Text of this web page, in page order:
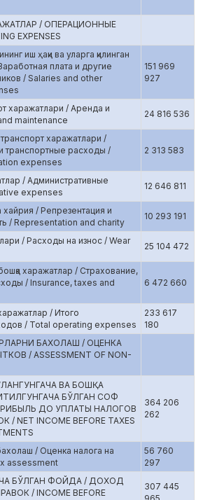
/ ОПЕРАЦИОННЫЕ
EXPENSES
иш ҳақи ва уларга қилинган
плата и другие
/ Salaries and other
151 969
927
харажатлари / Аренда и
maintenance
24 816 536
харажатлари /
транспортные расходы /
expenses
2 313 583
/ Административные
expenses
12 646 811
хайрия / Репрезентация и
/ Representation and charity
10 293 191
/ Расходы на износ / Wear
25 104 472
харажатлар / Страхование,
/ Insurance, taxes and
6 472 660
/ Итого
/ Total operating expenses
233 617
180
БАХОЛАШ / ОЦЕНКА
/ ASSESSMENT OF NON-
ВА БОШҚА
БЎЛГАН СОФ
ДО УПЛАТЫ НАЛОГОВ
NET INCOME BEFORE TAXES
364 206
262
/ Оценка налога на
assessment
56 760
297
БЎЛГАН ФОЙДА / ДОХОД
/ INCOME BEFORE
307 445